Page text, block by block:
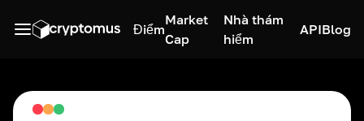
Điểm
Market
Cap
Nhà thám
hiểm
APIBlog